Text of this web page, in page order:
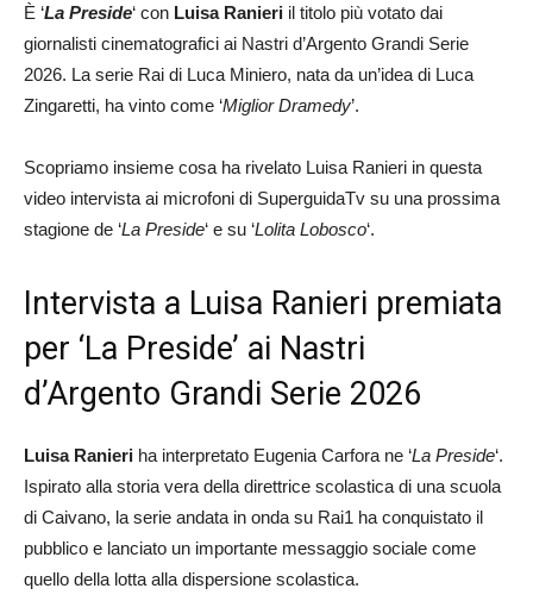
È ‘La Preside‘ con Luisa Ranieri il titolo più votato dai
giornalisti cinematografici ai Nastri d’Argento Grandi Serie
2026. La serie Rai di Luca Miniero, nata da un’idea di Luca
Zingaretti, ha vinto come ‘Miglior Dramedy’.
Scopriamo insieme cosa ha rivelato Luisa Ranieri in questa
video intervista ai microfoni di SuperguidaTv su una prossima
stagione de ‘La Preside‘ e su ‘Lolita Lobosco‘.
Intervista a Luisa Ranieri premiata
per ‘La Preside’ ai Nastri
d’Argento Grandi Serie 2026
Luisa Ranieri ha interpretato Eugenia Carfora ne ‘La Preside‘.
Ispirato alla storia vera della direttrice scolastica di una scuola
di Caivano, la serie andata in onda su Rai1 ha conquistato il
pubblico e lanciato un importante messaggio sociale come
quello della lotta alla dispersione scolastica.